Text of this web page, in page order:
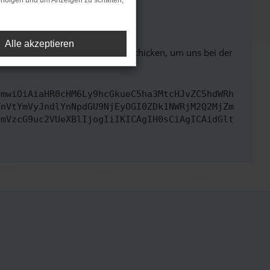
unterstützt werden.
Du kannst uns diesen Text schicken, um uns bei der
Alle akzeptieren